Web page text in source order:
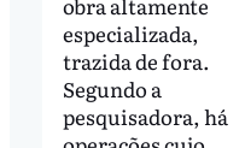
especializada,
trazida de fora.
Segundo a
pesquisadora, há